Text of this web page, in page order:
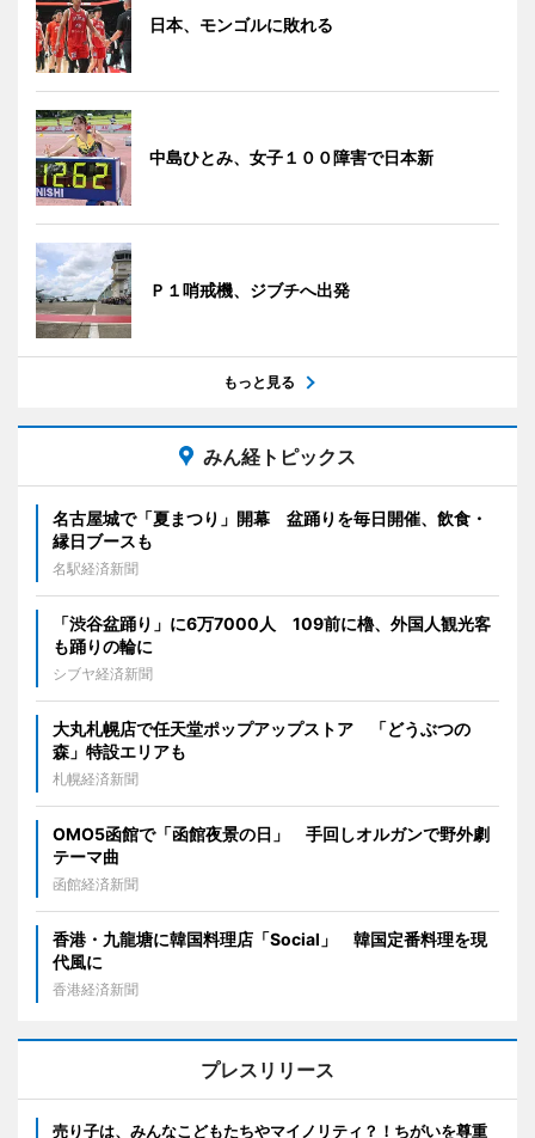
日本、モンゴルに敗れる
中島ひとみ、女子１００障害で日本新
Ｐ１哨戒機、ジブチへ出発
もっと見る
みん経トピックス
名古屋城で「夏まつり」開幕 盆踊りを毎日開催、飲食・
縁日ブースも
名駅経済新聞
「渋谷盆踊り」に6万7000人 109前に櫓、外国人観光客
も踊りの輪に
シブヤ経済新聞
大丸札幌店で任天堂ポップアップストア 「どうぶつの
森」特設エリアも
札幌経済新聞
OMO5函館で「函館夜景の日」 手回しオルガンで野外劇
テーマ曲
函館経済新聞
香港・九龍塘に韓国料理店「Social」 韓国定番料理を現
代風に
香港経済新聞
プレスリリース
売り子は、みんなこどもたちやマイノリティ？！ちがいを尊重